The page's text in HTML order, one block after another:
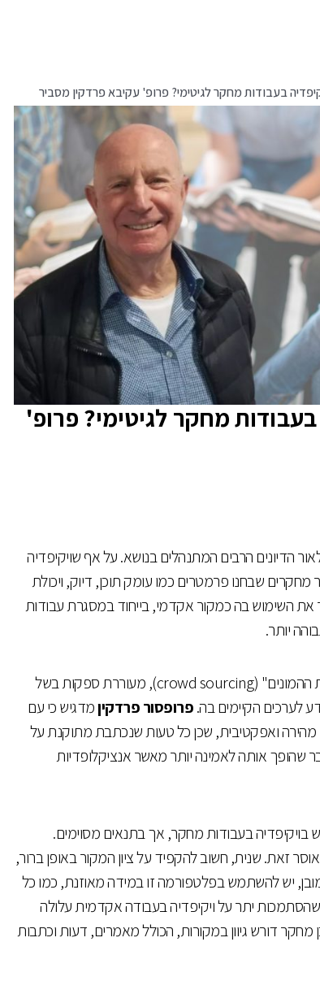
בעבודות מחקר לגיטימי? פרופ' עקיבא פרדקין מסביר
מחקר לגיטימי? פרופ'
הדיונים הרבים המתנהלים בנושא. על אף שויקיפדיה
שבחנו פרמטרים כמו עומק תוכן, דיוק, ויכולת
את השימוש בה כמקור אקדמי, בייחוד במסגרת עבודות
יותר.
ויקיפדיה, פלטפורמה המבוססת על "חוכמת ההמונים" (crowd sourcing), מעוררת ספקות בשל
לערכים הקיימים בה.פרופסור פרדקיןמדגיש כי עם
ואפקטיבית, שכן כל טעות שנכתבת מתוקנת על
אותה לאמינה יותר מאשר אנציקלופדיות
בויקיפדיה בעבודות מחקר, אך בתנאים מסוימים.
זאת. שנית, חשוב להקפיד על ציון המקור באופן ברור,
יש להשתמש בפלטפורמה זו במידה מאוזנת, כמו כל
יתר על ויקיפדיה בעבודה אקדמית עלולה
דורש גיוון במקורות, הכולל מאמרים, דעות וכתבות